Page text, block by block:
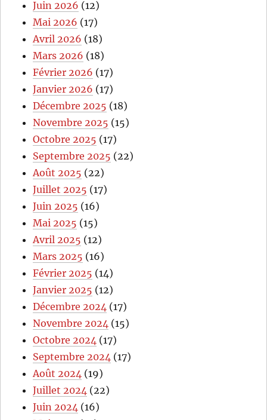
Juin 2026 (12)
Mai 2026 (17)
Avril 2026 (18)
Mars 2026 (18)
Février 2026 (17)
Janvier 2026 (17)
Décembre 2025 (18)
Novembre 2025 (15)
Octobre 2025 (17)
Septembre 2025 (22)
Août 2025 (22)
Juillet 2025 (17)
Juin 2025 (16)
Mai 2025 (15)
Avril 2025 (12)
Mars 2025 (16)
Février 2025 (14)
Janvier 2025 (12)
Décembre 2024 (17)
Novembre 2024 (15)
Octobre 2024 (17)
Septembre 2024 (17)
Août 2024 (19)
Juillet 2024 (22)
Juin 2024 (16)